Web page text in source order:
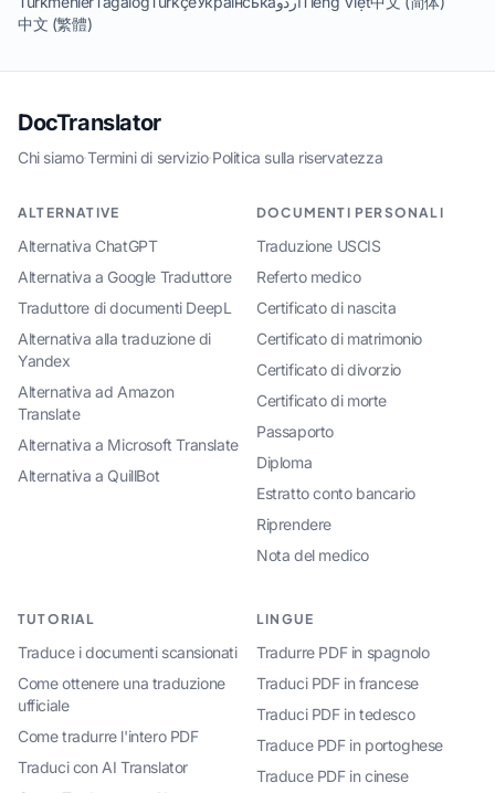
中文 (繁體)
DocTranslator
Chi siamo·Termini di servizio·Politica sulla riservatezza
ALTERNATIVE
Alternativa ChatGPT
Alternativa a Google Traduttore
Traduttore di documenti DeepL
Alternativa alla traduzione di
Yandex
Alternativa ad Amazon
Translate
Alternativa a Microsoft Translate
Alternativa a QuillBot
DOCUMENTI PERSONALI
Traduzione USCIS
Referto medico
Certificato di nascita
Certificato di matrimonio
Certificato di divorzio
Certificato di morte
Passaporto
Diploma
Estratto conto bancario
Riprendere
Nota del medico
TUTORIAL
Traduce i documenti scansionati
Come ottenere una traduzione
ufficiale
Come tradurre l'intero PDF
Traduci con AI Translator
LINGUE
Tradurre PDF in spagnolo
Traduci PDF in francese
Traduci PDF in tedesco
Traduce PDF in portoghese
Traduce PDF in cinese